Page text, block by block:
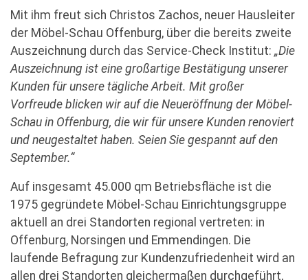
Mit ihm freut sich Christos Zachos, neuer Hausleiter
der Möbel-Schau Offenburg, über die bereits zweite
Auszeichnung durch das Service-Check Institut: „Die
Auszeichnung ist eine großartige Bestätigung unserer
Kunden für unsere tägliche Arbeit. Mit großer
Vorfreude blicken wir auf die Neueröffnung der Möbel-
Schau in Offenburg, die wir für unsere Kunden renoviert
und neugestaltet haben. Seien Sie gespannt auf den
September.“
Auf insgesamt 45.000 qm Betriebsfläche ist die
1975 gegründete Möbel-Schau Einrichtungsgruppe
aktuell an drei Standorten regional vertreten: in
Offenburg, Norsingen und Emmendingen. Die
laufende Befragung zur Kundenzufriedenheit wird an
allen drei Standorten gleichermaßen durchgeführt,